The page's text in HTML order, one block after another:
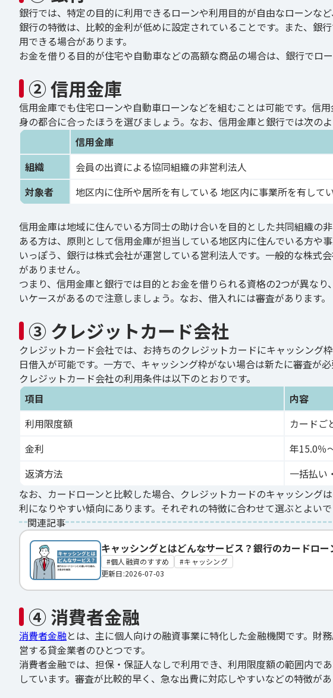
銀行では、特定の目的に利用できるローンや利用目的が自由なローンなど
銀行の特徴は、比較的金利が低めに設定されていることです。また、銀
用できる場合があります。
お金を借りる目的が住宅や自動車などの高額な商品の場合は、銀行でロ
② 信用金庫
信用金庫でも住宅ローンや自動車ローンなどを組むことは可能です。信
身の都合に合ったほうを選びましょう。なお、信用金庫と銀行では次のよ
信用金庫
組織
会員の出資による協同組織の非営利法人
対象者
地区内に住所や居所を有している 地区内に事業所を有して
信用金庫は地域に住んでいる方同士の助け合いを目的とした共同組織の
ある方は、原則として信用金庫が担当している地区内に住んでいる方や
いっぽう、銀行は株式会社が運営している営利法人です。一般的な株式
がありません。
つまり、信用金庫と銀行では目的とお金を借りられる資格の2つが異な
いケースがあるので注意しましょう。なお、借入れには審査があります。
③ クレジットカード会社
クレジットカード会社では、お持ちのクレジットカードにキャッシング
日借入が可能です。一方で、キャッシング枠がない場合は新たに審査が
クレジットカード会社の利用条件は以下のとおりです。
項目
内容
利用限度額
カードご
金利
年15.0％
返済方法
一括払い
なお、カードローンと比較した場合、クレジットカードのキャッシング
利になりやすい傾向にあります。それぞれの特徴に合わせて選ぶとよいで
関連記事
キャッシングとはどんなサービス？銀行のカードロ
個人融資のすすめ
キャッシング
更新日:2026-07-03
④ 消費者金融
消費者金融とは、主に個人向けの融資事業に特化した金融機関です。財
営する貸金業者のひとつです。
消費者金融では、担保・保証人なしで利用でき、利用限度額の範囲内で
しています。審査が比較的早く、急な出費に対応しやすいなどの特徴があ